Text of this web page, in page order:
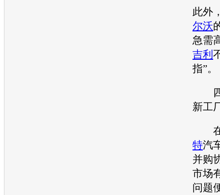
此外
尔沃
急需
吉利
指”。
四
新工
特汽
并购
市场
问题